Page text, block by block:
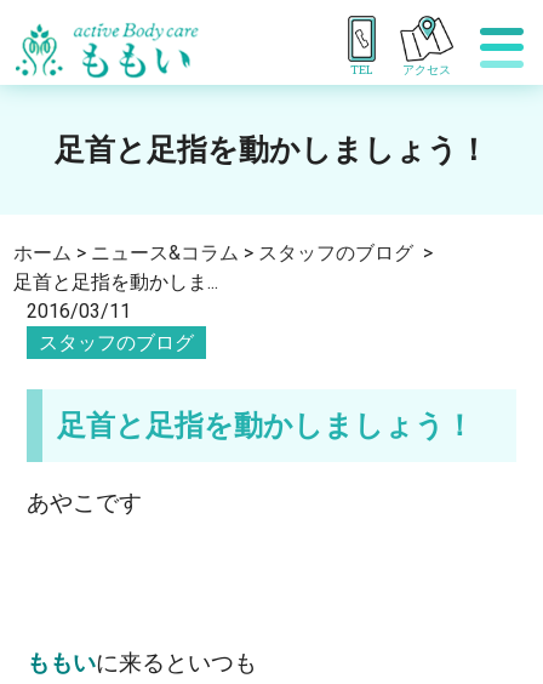
TEL アクセス
足首と足指を動かしましょう！
ホーム > ニュース&コラム > スタッフのブログ >
足首と足指を動かしま...
2016/03/11
スタッフのブログ
足首と足指を動かしましょう！
あやこです
ももいに来るといつも